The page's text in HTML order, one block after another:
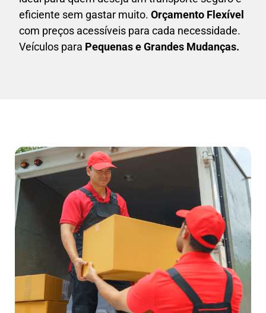
eficiente sem gastar muito. Orçamento Flexível
com preços acessíveis para cada necessidade.
Veículos para Pequenas e Grandes Mudanças.